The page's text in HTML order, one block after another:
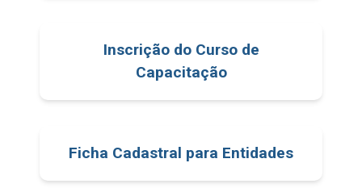
Inscrição do Curso de
Capacitação
Ficha Cadastral para Entidades